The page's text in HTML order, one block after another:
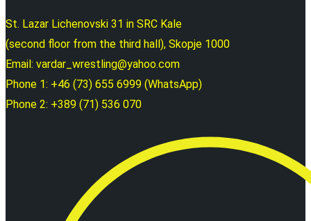
St. Lazar Lichenovski 31 in SRC Kale
(second floor from the third hall), Skopje 1000
Email: vardar_wrestling@yahoo.com
Phone 1: +46 (73) 655 6999 (WhatsApp)
Phone 2: +389 (71) 536 070